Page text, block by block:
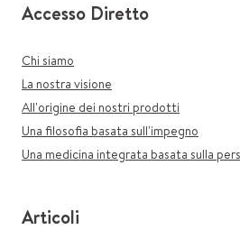
Accesso Diretto
Chi siamo
La nostra visione
All'origine dei nostri prodotti
Una filosofia basata sull'impegno
Una medicina integrata basata sulla
Articoli